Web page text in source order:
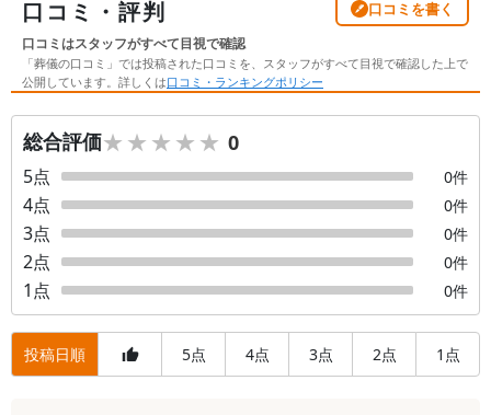
口コミ・評判 口コミを書く
口コミはスタッフがすべて目視で確認
「葬儀の口コミ」では投稿された口コミを、スタッフがすべて目視で確認した上で
公開しています。詳しくは口コミ・ランキングポリシー
総合評価★★★★★
★★★★★ 0
5点 0件
4点 0件
3点 0件
2点 0件
1 点 0件
投稿日順 5点 4点 3点 2点 1 点